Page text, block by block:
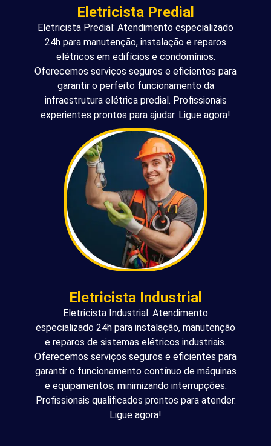
Eletricista Predial
Eletricista Predial: Atendimento especializado
24h para manutenção, instalação e reparos
elétricos em edifícios e condomínios.
Oferecemos serviços seguros e eficientes para
garantir o perfeito funcionamento da
infraestrutura elétrica predial. Profissionais
experientes prontos para ajudar. Ligue agora!
Eletricista Industrial
Eletricista Industrial: Atendimento
especializado 24h para instalação, manutenção
e reparos de sistemas elétricos industriais.
Oferecemos serviços seguros e eficientes para
garantir o funcionamento contínuo de máquinas
e equipamentos, minimizando interrupções.
Profissionais qualificados prontos para atender.
Ligue agora!